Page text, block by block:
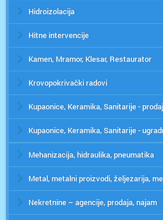
Hidroizolacija
Hitne intervencije
Kamen, Mramor, Klesar, Restaurator
Krovopokrivački radovi
Kupaonice, Keramika, Sanitarije -
Kupaonice, Keramika, Sanitarije -
Mehanizacija, hidraulika, pneumatika
Metal, metalni proizvodi, željezarija,
Nekretnine – agencije, prodaja, najam